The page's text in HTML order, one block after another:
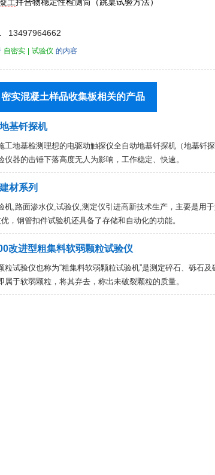
13497964662
自密实 试验仪 的内容
实混凝土样品收集板相关的产品
基钎探机
工地基检测理想的电驱动触探仪全自动地基钎探机（地基钎
仪器的击锤下落高度无人为影响，工作稳定、快速。
材系列
机,路面渗水仪,试验仪,测定仪引进高新技术生产，主要是用
优，钢管扣件试验机还具备了存储和自动化的功能。
改进型粗集料软弱颗粒试验仪
粒试验仪也称为“粗集料软弱颗粒试验机”是测定碎石、砾石
属于软弱颗粒，将其弃去，称出未破裂颗粒的质量。